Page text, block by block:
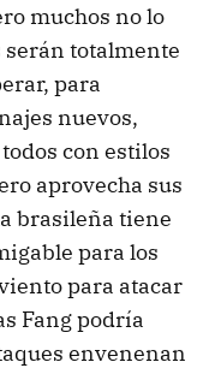
muchos no lo
totalmente
para
nuevos,
con estilos
aprovecha sus
brasileña tiene
para los
para atacar
Fang podría
envenenan